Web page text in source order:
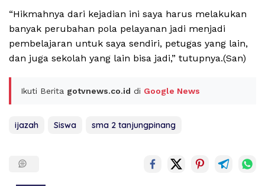
“Hikmahnya dari kejadian ini saya harus melakukan
banyak perubahan pola pelayanan jadi menjadi
pembelajaran untuk saya sendiri, petugas yang lain,
dan juga sekolah yang lain bisa jadi,” tutupnya.(San)
Ikuti Berita gotvnews.co.id di Google News
ijazah Siswa sma 2 tanjungpinang